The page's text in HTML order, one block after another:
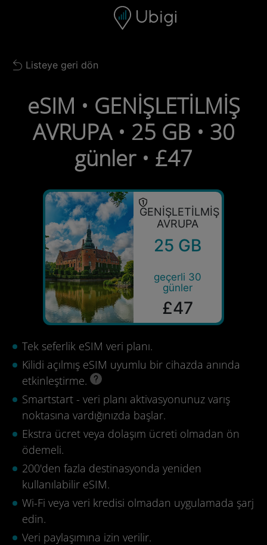
Gezinme çubuğu Alt bilgi
Back to list
Listeye geri dön
eSIM • GENİŞLETİLMİŞ
AVRUPA • 25 GB • 30
günler • £47
GENİŞLETİLMİŞ
AVRUPA
25 GB
geçerli 30
günler
£47
Tek seferlik eSIM veri planı.
Kilidi açılmış eSIM uyumlu bir cihazda anında
etkinleştirme.
Smartstart - veri planı aktivasyonunuz varış
noktasına vardığınızda başlar.
Ekstra ücret veya dolaşım ücreti olmadan ön
ödemeli.
200'den fazla destinasyonda yeniden
kullanılabilir eSIM.
Wi-Fi veya veri kredisi olmadan uygulamada şarj
edin.
Veri paylaşımına izin verilir.